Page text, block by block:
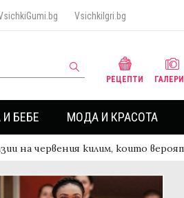
VsichkiIgri.bg
РЕЦЕПТИ
БЕБЕ МОДА И КРАСОТА
на червения килим, които